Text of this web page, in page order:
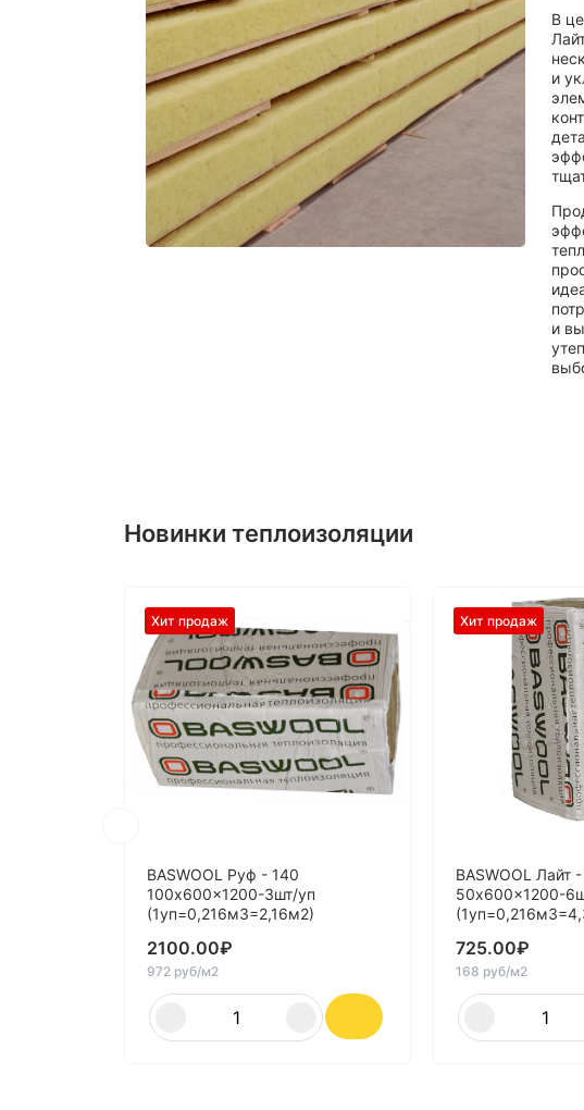
В
и
и
Новинки теплоизоляции
Хит продаж
BASWOOL Руф - 140
100x600x1200-3шт/уп
(1уп=0,216м3=2,16м2)
2100.00₽
972 руб/м2
Хит продаж
BASWOOL Лайт
50x600x1200-
725.00₽
168 руб/м2